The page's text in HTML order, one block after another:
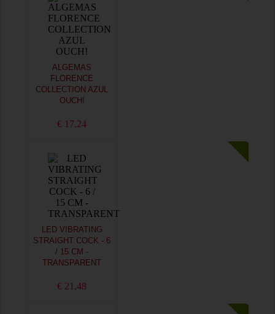
ALGEMAS
FLORENCE
COLLECTION AZUL
OUCH!
€ 17,24
LED VIBRATING
STRAIGHT COCK - 6
/ 15 CM -
TRANSPARENT
€ 21,48